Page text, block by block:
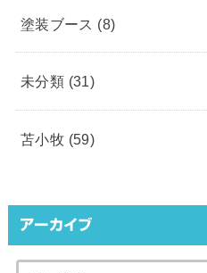
塗装ブース (8)
未分類 (31)
苫小牧 (59)
アーカイブ